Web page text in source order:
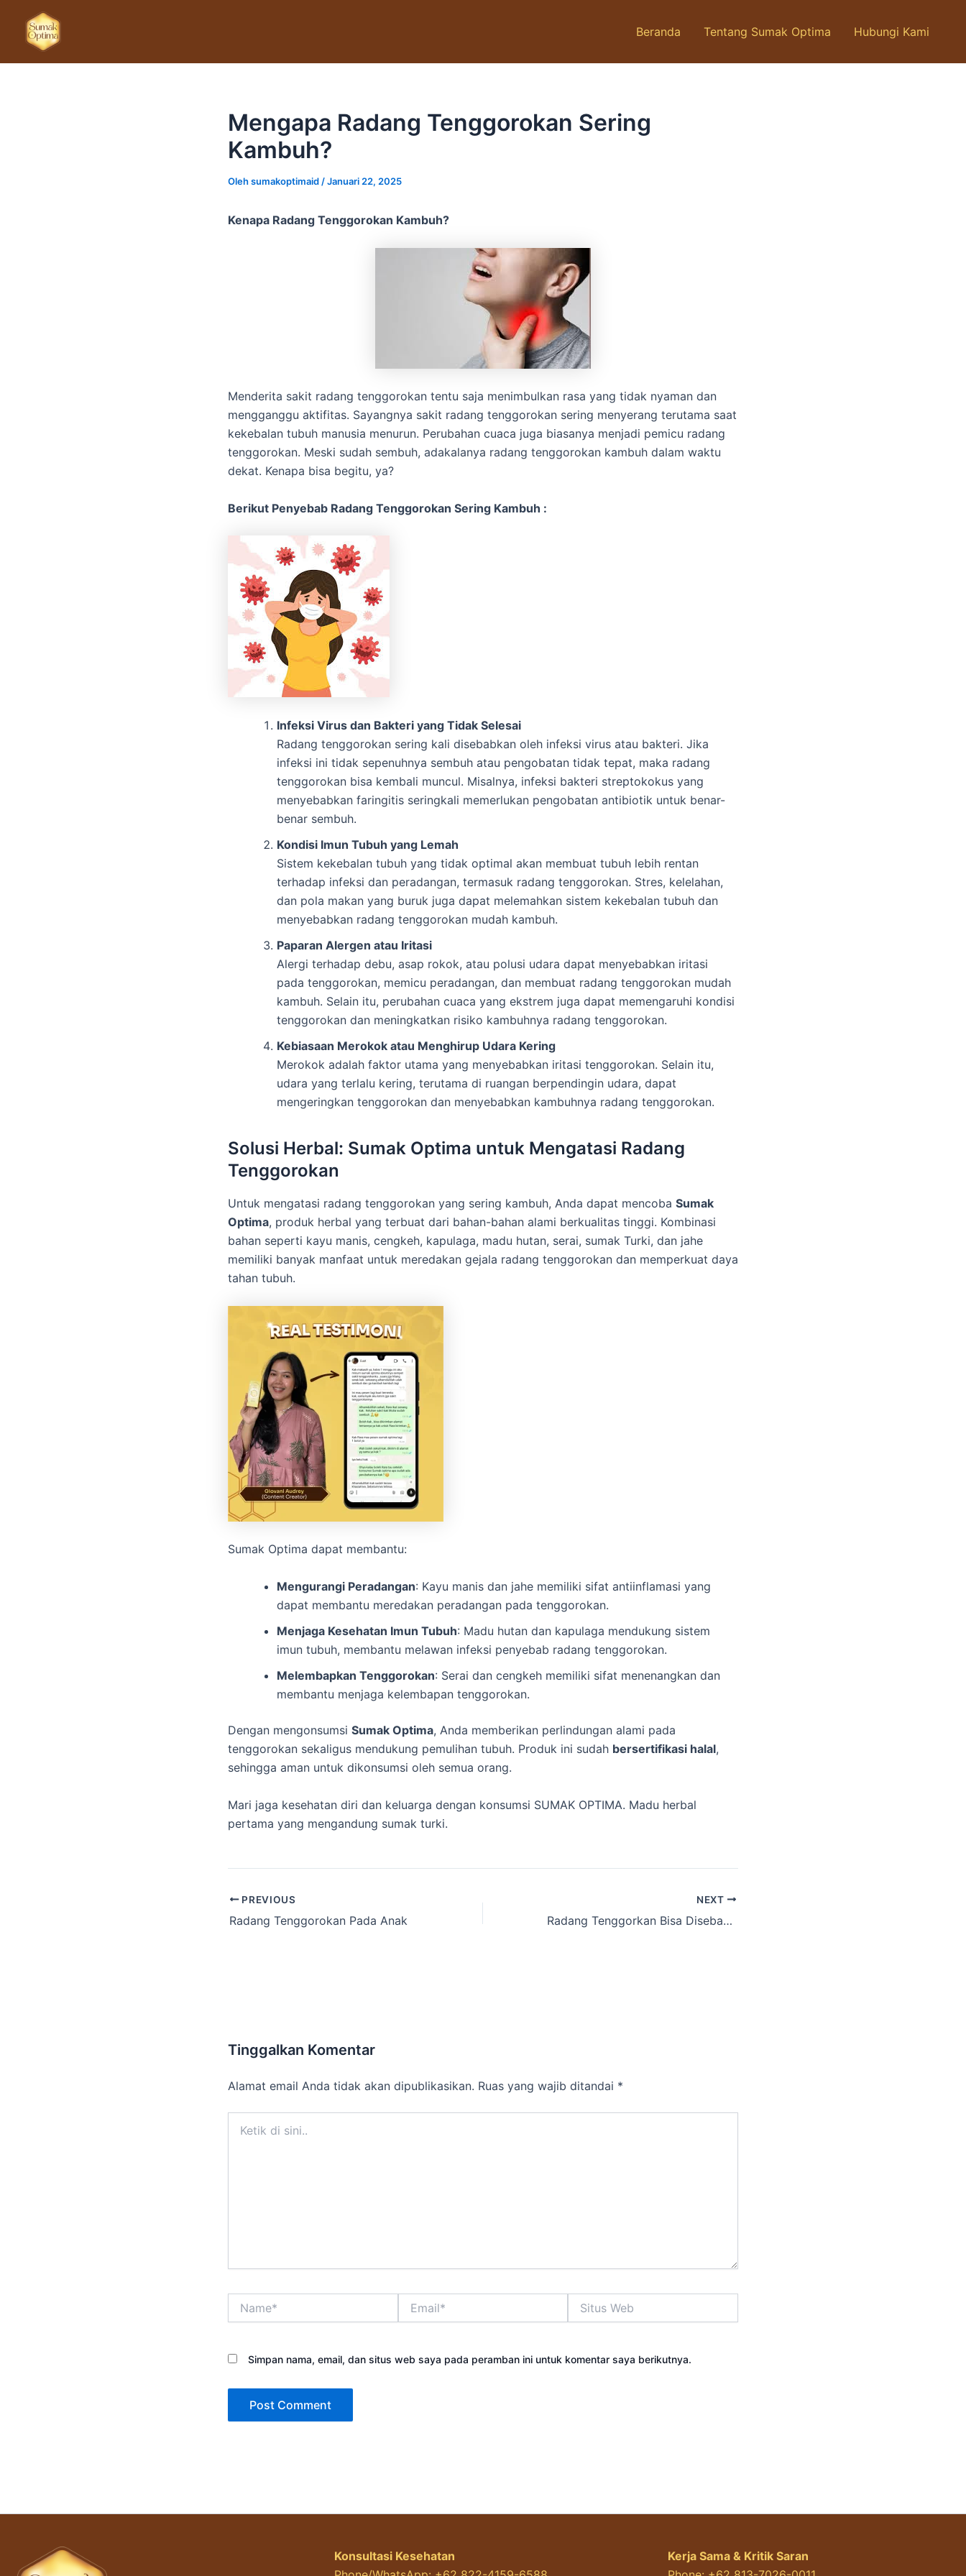
konten
Beranda Tentang Sumak Optima Hubungi Kami
Mengapa Radang Tenggorokan Sering
Kambuh?
Olehsumakoptimaid /Januari 22, 2025
Kenapa Radang Tenggorokan Kambuh?
Menderita sakit radang tenggorokan tentu saja menimbulkan rasa yang tidak nyaman dan
mengganggu aktifitas. Sayangnya sakit radang tenggorokan sering menyerang terutama saat
kekebalan tubuh manusia menurun. Perubahan cuaca juga biasanya menjadi pemicu radang
tenggorokan. Meski sudah sembuh, adakalanya radang tenggorokan kambuh dalam waktu
dekat. Kenapa bisa begitu, ya?
Berikut Penyebab Radang Tenggorokan Sering Kambuh :
Infeksi Virus dan Bakteri yang Tidak Selesai
Radang tenggorokan sering kali disebabkan oleh infeksi virus atau bakteri. Jika
infeksi ini tidak sepenuhnya sembuh atau pengobatan tidak tepat, maka radang
tenggorokan bisa kembali muncul. Misalnya, infeksi bakteri streptokokus yang
menyebabkan faringitis seringkali memerlukan pengobatan antibiotik untuk benar-
benar sembuh.
Kondisi Imun Tubuh yang Lemah
Sistem kekebalan tubuh yang tidak optimal akan membuat tubuh lebih rentan
terhadap infeksi dan peradangan, termasuk radang tenggorokan. Stres, kelelahan,
dan pola makan yang buruk juga dapat melemahkan sistem kekebalan tubuh dan
menyebabkan radang tenggorokan mudah kambuh.
Paparan Alergen atau Iritasi
Alergi terhadap debu, asap rokok, atau polusi udara dapat menyebabkan iritasi
pada tenggorokan, memicu peradangan, dan membuat radang tenggorokan mudah
kambuh. Selain itu, perubahan cuaca yang ekstrem juga dapat memengaruhi kondisi
tenggorokan dan meningkatkan risiko kambuhnya radang tenggorokan.
Kebiasaan Merokok atau Menghirup Udara Kering
Merokok adalah faktor utama yang menyebabkan iritasi tenggorokan. Selain itu,
udara yang terlalu kering, terutama di ruangan berpendingin udara, dapat
mengeringkan tenggorokan dan menyebabkan kambuhnya radang tenggorokan.
Solusi Herbal: Sumak Optima untuk Mengatasi Radang
Tenggorokan
Untuk mengatasi radang tenggorokan yang sering kambuh, Anda dapat mencoba Sumak
Optima, produk herbal yang terbuat dari bahan-bahan alami berkualitas tinggi. Kombinasi
bahan seperti kayu manis, cengkeh, kapulaga, madu hutan, serai, sumak Turki, dan jahe
memiliki banyak manfaat untuk meredakan gejala radang tenggorokan dan memperkuat daya
tahan tubuh.
Sumak Optima dapat membantu:
Mengurangi Peradangan: Kayu manis dan jahe memiliki sifat antiinflamasi yang
dapat membantu meredakan peradangan pada tenggorokan.
Menjaga Kesehatan Imun Tubuh: Madu hutan dan kapulaga mendukung sistem
imun tubuh, membantu melawan infeksi penyebab radang tenggorokan.
Melembapkan Tenggorokan: Serai dan cengkeh memiliki sifat menenangkan dan
membantu menjaga kelembapan tenggorokan.
Dengan mengonsumsi Sumak Optima, Anda memberikan perlindungan alami pada
tenggorokan sekaligus mendukung pemulihan tubuh. Produk ini sudah bersertifikasi halal,
sehingga aman untuk dikonsumsi oleh semua orang.
Mari jaga kesehatan diri dan keluarga dengan konsumsi SUMAK OPTIMA. Madu herbal
pertama yang mengandung sumak turki.
PREVIOUS
Radang Tenggorokan Pada Anak
NEXT
Radang Tenggorkan Bisa Disebabkan Alergi
Tinggalkan Komentar
Alamat email Anda tidak akan dipublikasikan. Ruas yang wajib ditandai *
Web
Simpan nama, email, dan situs web saya pada peramban ini untuk komentar saya berikutnya.
Konsultasi Kesehatan
Kerja Sama & Kritik Saran